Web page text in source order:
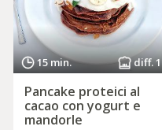
15 min. diff. 1
Pancake proteici al
cacao con yogurt e
mandorle